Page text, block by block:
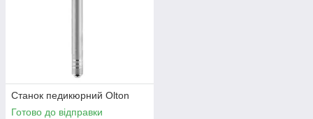
Станок педикюрний Olton
Готово до відправки